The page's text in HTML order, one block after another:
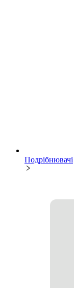
Подрібнювачі